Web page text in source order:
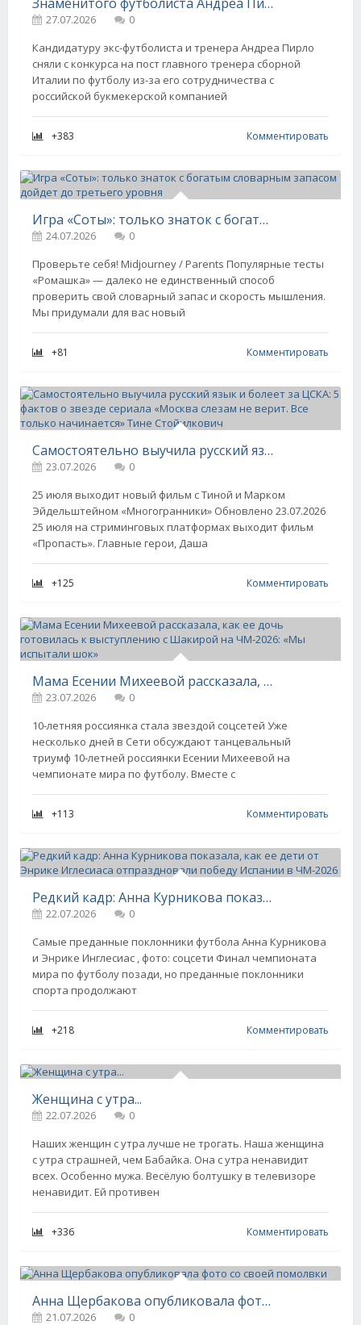
27.07.2026
0
Кандидатуру экс-футболиста и тренера Андреа Пирло
сняли с конкурса на пост главного тренера сборной
Италии по футболу из-за его сотрудничества с
российской букмекерской компанией
+383 Комментировать
Игра «Соты»: только знаток с богатым словарным запасом дойдет до третьего уровня
24.07.2026
0
Проверьте себя! Midjourney / Parents Популярные тесты
«Ромашка» — далеко не единственный способ
проверить свой словарный запас и скорость мышления.
Мы придумали для вас новый
+81 Комментировать
Самостоятельно выучила русский язык и болеет за ЦСКА: 5 фактов о звезде сериала «Москва слезам не верит. Все только начинается» Тине Стойилкович
23.07.2026
0
25 июля выходит новый фильм с Тиной и Марком
Эйдельштейном «Многогранники» Обновлено 23.07.2026
25 июля на стриминговых платформах выходит фильм
«Пропасть». Главные герои, Даша
+125 Комментировать
Мама Есении Михеевой рассказала, как ее дочь готовилась к выступлению с Шакирой на ЧМ-2026: «Мы испытали шок»
23.07.2026
0
10-летняя россиянка стала звездой соцсетей Уже
несколько дней в Сети обсуждают танцевальный
триумф 10-летней россиянки Есении Михеевой на
чемпионате мира по футболу. Вместе с
+113 Комментировать
Редкий кадр: Анна Курникова показала, как ее дети от Энрике Иглесиаса отпраздновали победу Испании в ЧМ-2026
22.07.2026
0
Самые преданные поклонники футбола Анна Курникова
и Энрике Инглесиас , фото: соцсети Финал чемпионата
мира по футболу позади, но преданные поклонники
спорта продолжают
+218 Комментировать
Женщина с утра...
22.07.2026
0
Наших женщин с утра лучше не трогать. Наша женщина
с утра страшней, чем Бабайка. Она с утра ненавидит
всех. Особенно мужа. Весёлую болтушку в телевизоре
ненавидит. Ей противен
+336 Комментировать
Анна Щербакова опубликовала фото со своей помолвки
21.07.2026
0